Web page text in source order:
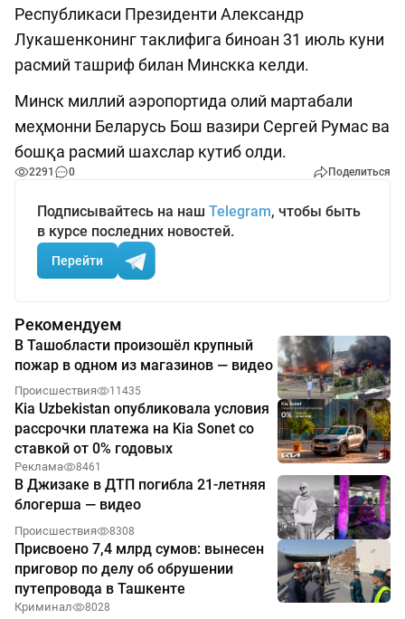
Республикаси Президенти Александр
Лукашенконинг таклифига биноан 31 июль куни
расмий ташриф билан Минскка келди.
Минск миллий аэропортида олий мартабали
меҳмонни Беларусь Бош вазири Сергей Румас ва
бошқа расмий шахслар кутиб олди.
2291 0 Поделиться
Подписывайтесь на наш Telegram, чтобы быть
в курсе последних новостей.
Перейти
Рекомендуем
В Ташобласти произошёл крупный
пожар в одном из магазинов — видео
Происшествия 11435
Kia Uzbekistan опубликовала условия
рассрочки платежа на Kia Sonet со
ставкой от 0% годовых
Реклама 8461
В Джизаке в ДТП погибла 21-летняя
блогерша — видео
Происшествия 8308
Присвоено 7,4 млрд сумов: вынесен
приговор по делу об обрушении
путепровода в Ташкенте
Криминал 8028